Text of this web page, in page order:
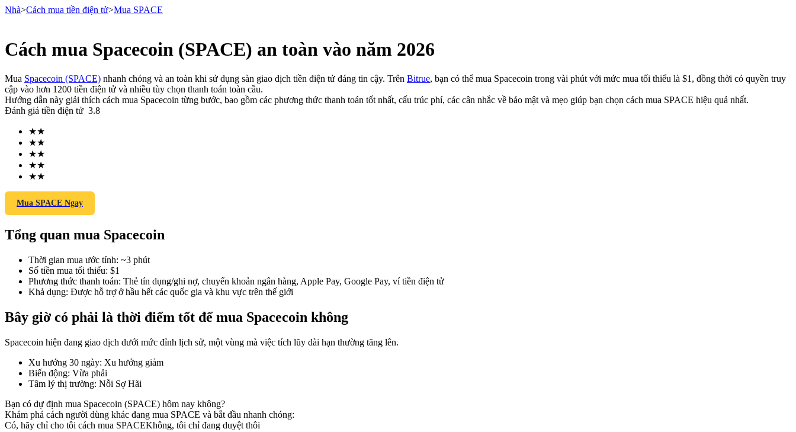
Hợp đồng tương lai
USDT Futures
Futures sử dụng USDT làm tài sản thế chấp
COIN-M Futures
Futures sử dụng token làm tài sản thế chấp
TradFi
Phái sinh cổ phiếu, ngoại hối, kim loại quý và hàng hóa
Nhà>Cách mua tiền điện tử>Mua SPACE
Cách mua Spacecoin (SPACE) an toàn vào năm 2026
Mua Spacecoin (SPACE) nhanh chóng và an toàn khi sử dụng sàn giao dịch tiền điện tử đáng tin cậy. Trên Bitrue, bạn có thể mua Spacecoin trong vài phút với mức mua tối thiểu là $1, đồng thời có quyền truy
cập vào hơn 1200 tiền điện tử và nhiều tùy chọn thanh toán toàn cầu.
Hướng dẫn này giải thích cách mua Spacecoin từng bước, bao gồm các phương thức thanh toán tốt nhất, cấu trúc phí, các cân nhắc về bảo mật và mẹo giúp bạn chọn cách mua SPACE hiệu quả nhất.
Đánh giá tiền điện tử 3.8
★★
★★
★★
★★
★★
Mua SPACE Ngay
Tổng quan mua Spacecoin
Thời gian mua ước tính: ~3 phút
Số tiền mua tối thiểu: $1
Phương thức thanh toán: Thẻ tín dụng/ghi nợ, chuyển khoản ngân hàng, Apple Pay, Google Pay, ví tiền điện tử
Khả dụng: Được hỗ trợ ở hầu hết các quốc gia và khu vực trên thế giới
Bây giờ có phải là thời điểm tốt để mua Spacecoin không
Spacecoin hiện đang giao dịch dưới mức đỉnh lịch sử, một vùng mà việc tích lũy dài hạn thường tăng lên.
Xu hướng 30 ngày: Xu hướng giảm
Biến động: Vừa phải
Tâm lý thị trường: Nỗi Sợ Hãi
Bạn có dự định mua Spacecoin (SPACE) hôm nay không?
Khám phá cách người dùng khác đang mua SPACE và bắt đầu nhanh chóng:
Có, hãy chỉ cho tôi cách mua SPACEKhông, tôi chỉ đang duyệt thôi